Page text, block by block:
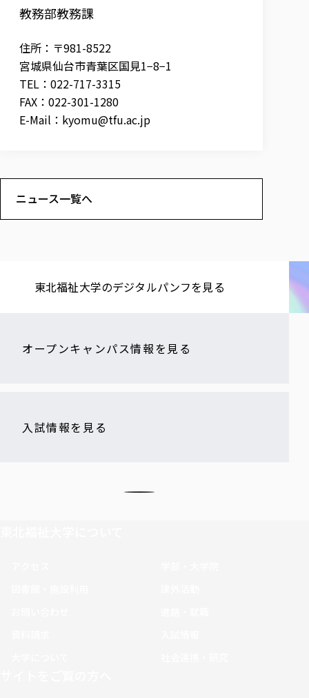
教務部教務課
住所：〒981-8522
宮城県仙台市青葉区国見1−8−1
TEL：022-717-3315
FAX：022-301-1280
E-Mail： kyomu@tfu.ac.jp
ニュース一覧へ
東北福祉大学の​デジタルパンフを​見る​
オープンキャンパス情報を見る
入試情報を見る